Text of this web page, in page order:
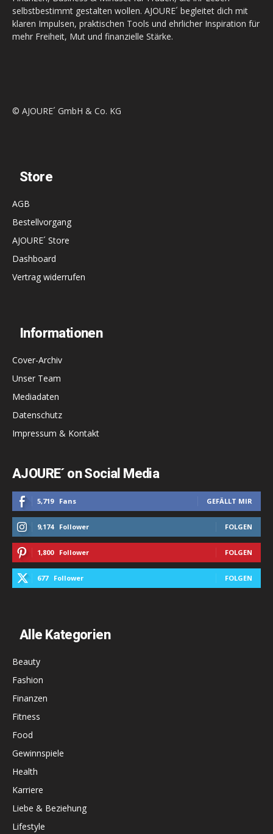
selbstbestimmt gestalten wollen. AJOURE´ begleitet dich mit
klaren Impulsen, praktischen Tools und ehrlicher Inspiration für
mehr Freiheit, Mut und finanzielle Stärke.
© AJOURE´ GmbH & Co. KG
Store
AGB
Bestellvorgang
AJOURE´ Store
Dashboard
Vertrag widerrufen
Informationen
Cover-Archiv
Unser Team
Mediadaten
Datenschutz
Impressum & Kontakt
AJOURE´ on Social Media
5,719 Fans GEFÄLLT MIR
9,174 Follower FOLGEN
1,800 Follower FOLGEN
677 Follower FOLGEN
Alle Kategorien
Beauty
Fashion
Finanzen
Fitness
Food
Gewinnspiele
Health
Karriere
Liebe & Beziehung
Lifestyle